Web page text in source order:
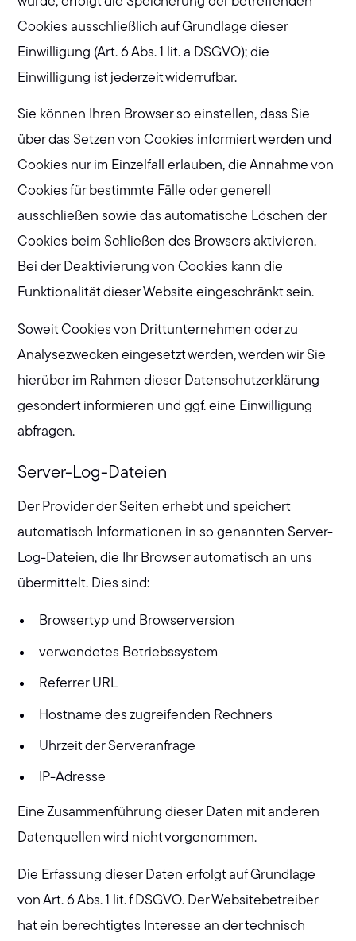
Cookies ausschließlich auf Grundlage dieser
Einwilligung (Art. 6 Abs. 1 lit. a DSGVO); die
Einwilligung ist jederzeit widerrufbar.
Sie können Ihren Browser so einstellen, dass Sie
über das Setzen von Cookies informiert werden und
Cookies nur im Einzelfall erlauben, die Annahme von
Cookies für bestimmte Fälle oder generell
ausschließen sowie das automatische Löschen der
Cookies beim Schließen des Browsers aktivieren.
Bei der Deaktivierung von Cookies kann die
Funktionalität dieser Website eingeschränkt sein.
Soweit Cookies von Drittunternehmen oder zu
Analysezwecken eingesetzt werden, werden wir Sie
hierüber im Rahmen dieser Datenschutzerklärung
gesondert informieren und ggf. eine Einwilligung
abfragen.
Server-Log-Dateien
Der Provider der Seiten erhebt und speichert
automatisch Informationen in so genannten Server-
Log-Dateien, die Ihr Browser automatisch an uns
übermittelt. Dies sind:
Browsertyp und Browserversion
verwendetes Betriebssystem
Referrer URL
Hostname des zugreifenden Rechners
Uhrzeit der Serveranfrage
IP-Adresse
Eine Zusammenführung dieser Daten mit anderen
Datenquellen wird nicht vorgenommen.
Die Erfassung dieser Daten erfolgt auf Grundlage
von Art. 6 Abs. 1 lit. f DSGVO. Der Websitebetreiber
hat ein berechtigtes Interesse an der technisch